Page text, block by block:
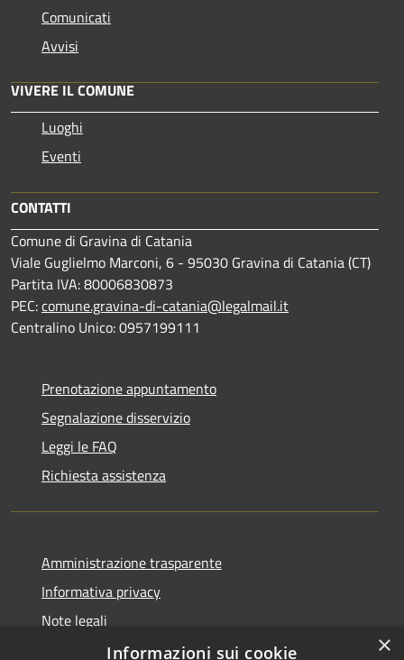
Comunicati
Avvisi
VIVERE IL COMUNE
Luoghi
Eventi
CONTATTI
Comune di Gravina di Catania
Viale Guglielmo Marconi, 6 - 95030 Gravina di Catania (CT)
Partita IVA: 80006830873
PEC:comune.gravina-di-catania@legalmail.it
Centralino Unico: 0957199111
Prenotazione appuntamento
Segnalazione disservizio
Leggi le FAQ
Richiesta assistenza
Amministrazione trasparente
Informativa privacy
Note legali
Dichiarazione di accessibilità
×
Informazioni sui cookie